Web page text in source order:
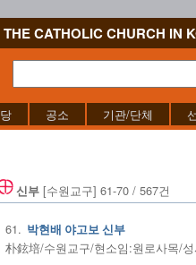
CATHOLIC CHURCH IN
공소 기관/단체
신부 [수원교구] 61-70 / 567건
61. 박현배 야고보 신부
朴鉉培/수원교구/현소임:원로사목/